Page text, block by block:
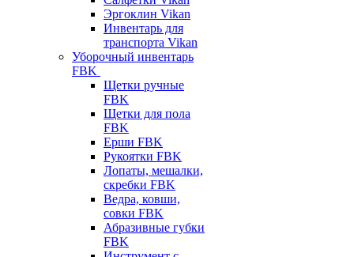
Эргоклин Vikan
Инвентарь для
транспорта Vikan
Уборочный инвентарь
FBK
Щетки ручные
FBK
Щетки для пола
FBK
Ерши FBK
Рукоятки FBK
Лопаты, мешалки,
скребки FBK
Ведра, ковши,
совки FBK
Абразивные губки
FBK